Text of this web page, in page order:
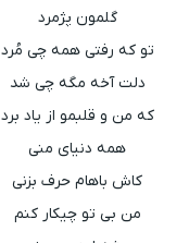
گلمون پژمرد
تو که رفتی همه چی مُرد
دلت آخه مگه چی شد
که من و قلبمو از یاد برد
همه دنیای منی
کاش باهام حرف بزنی
من بی تو چیکار کنم